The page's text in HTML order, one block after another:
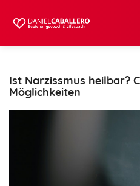
Ist Narzissmus heilbar?
Möglichkeiten